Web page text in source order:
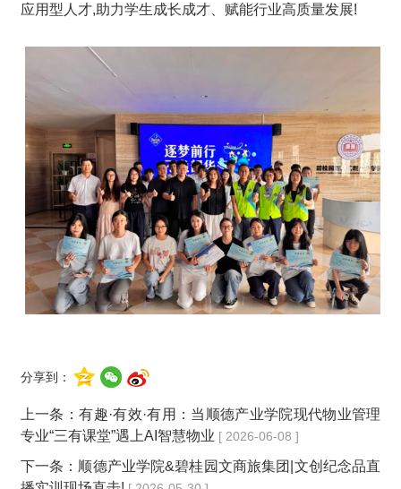
应用型人才,助力学生成长成才、赋能行业高质量发展!
分享到：
上一条：有趣·有效·有用：当顺德产业学院现代物业管理
专业“三有课堂”遇上AI智慧物业 [ 2026-06-08 ]
下一条： 顺德产业学院&碧桂园文商旅集团|文创纪念品直